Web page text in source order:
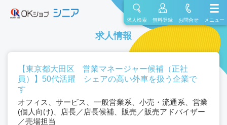
求人検索 無料登録 お問合せ メニュー
求人情報
【東京都大田区 営業マネージャー候補（正社
員）】50代活躍 シェアの高い外車を扱う企業で
す
オフィス、サービス、一般営業系、小売・流通系、営業
(個人向け)、店長／店長候補、販売／販売アドバイザー
／売場担当